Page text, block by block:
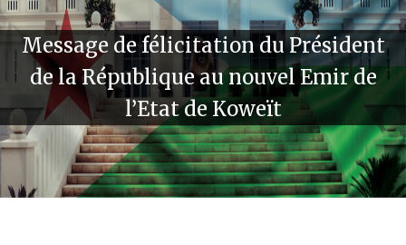
Message de félicitation du Président
de la République au nouvel Emir de
l’Etat de Koweït